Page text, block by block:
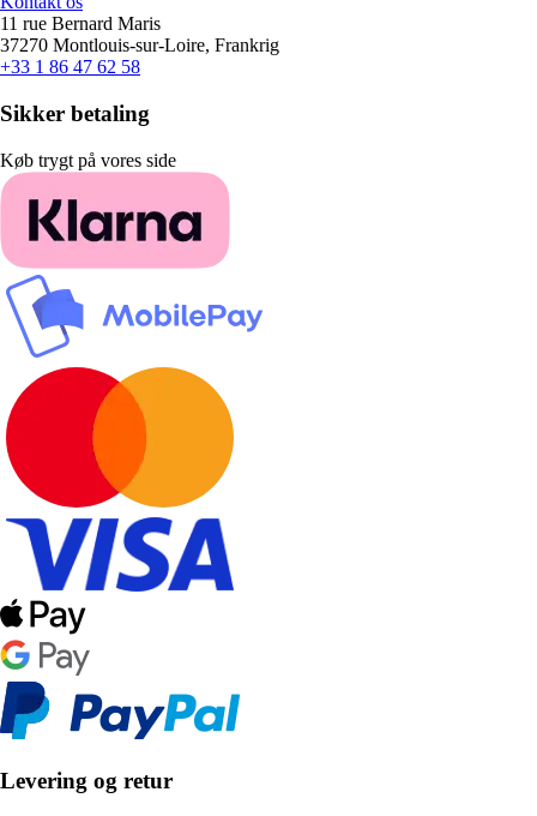
11 rue Bernard Maris
37270 Montlouis-sur-Loire, Frankrig
+33 1 86 47 62 58
Sikker betaling
Køb trygt på vores side
Levering og retur